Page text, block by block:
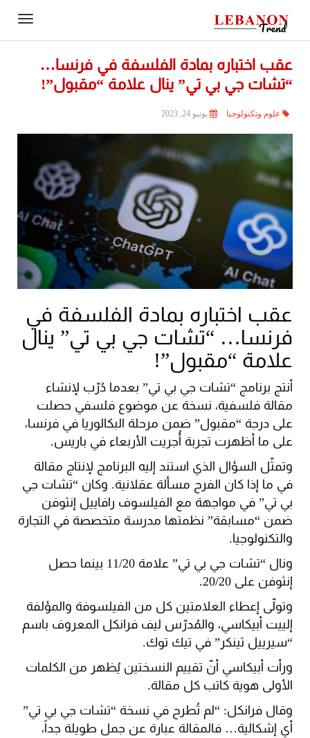
عقب اختباره بمادة الفلسفة في فرنسا…
“تشات جي بي تي” ينال علامة “مقبول”!
علوم وتكنولوجيا يونيو 24, 2023
عقب اختباره بمادة الفلسفة في
فرنسا… “تشات جي بي تي” ينال
علامة “مقبول”!
أنتج برنامج “تشات جي بي تي” بعدما دُرّب لإنشاء
مقالة فلسفية، نسخة عن موضوع فلسفي حصلت
على درجة “مقبول” ضمن مرحلة البكالوريا في فرنسا،
على ما أظهرت تجربة أُجريت الأربعاء في باريس.
وتمثّل السؤال الذي استند إليه البرنامج لإنتاج مقالة
في ما إذا كان الفرح مسألة عقلانية. وكان “تشات جي
بي تي” في مواجهة مع الفيلسوف رافاييل إنثوفن
ضمن “مسابقة” نظمتها مدرسة متخصصة في التجارة
والتكنولوجيا.
ونال “تشات جي بي تي” علامة 11/20 بينما حصل
إنثوفن على 20/20.
وتولّى إعطاء العلامتين كل من الفيلسوفة والمؤلفة
إلييت أبيكاسي، والمُدرّس ليف فرانكل المعروف باسم
“سيرييل ثينكر” في تيك توك.
ورأت أبيكاسي أنّ تقييم النسختين يُظهر من الكلمات
الأولى هوية كاتب كل مقالة.
وقال فرانكل: “لم تُطرح في نسخة “تشات جي بي تي”
أي إشكالية… فالمقالة عبارة عن جمل طويلة جداً،
Contact
Us